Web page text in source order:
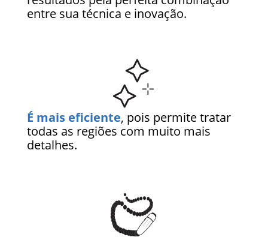
entre sua técnica e inovação.
É mais eficiente, pois permite tratar
todas as regiões com muito mais
detalhes.